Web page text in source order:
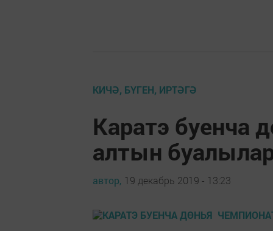
КИЧӘ, БҮГЕН, ИРТӘГӘ
Каратэ буенча
алтын
автор, 19 декабрь 2019 - 13:23